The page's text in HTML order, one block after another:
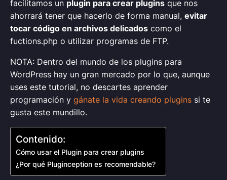
facilitamos un plugin para crear plugins que nos
ahorrará tener que hacerlo de forma manual, evitar
tocar código en archivos delicados como el
fuctions.php o utilizar programas de FTP.
NOTA: Dentro del mundo de los plugins para
WordPress hay un gran mercado por lo que, aunque
uses este tutorial, no descartes aprender
programación y gánate la vida creando plugins si te
gusta este mundillo.
Contenido:
Cómo usar el Plugin para crear plugins
¿Por qué Pluginception es recomendable?